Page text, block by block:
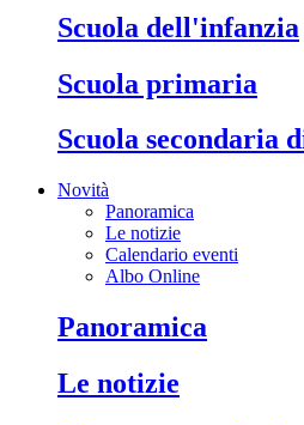
Scuola dell'infanzia
Scuola primaria
Scuola secondaria
Novità
Panoramica
Le notizie
Calendario eventi
Albo Online
Panoramica
Le notizie